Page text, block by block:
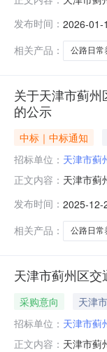
普通国省
公路、区
发布时间： 2026-01-
相关产品：
公路日常
关于天津市蓟
的公示
中标｜中标通知
招标单位： 天津市蓟
正文内容： 天津市蓟
或服务的
维修、栏
发布时间： 2025-12-
相关产品：
公路日常
天津市蓟州区
采购意向 天津
招标单位： 天津市蓟
正文内容： 天津市蓟